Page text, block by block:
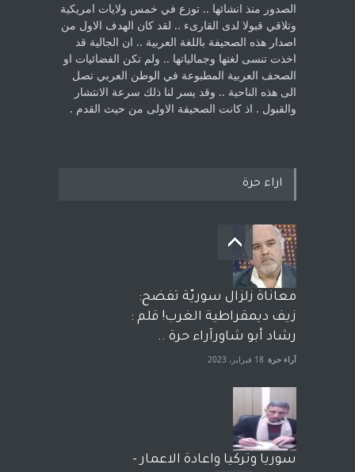
الصدور منذ انشائها .. توزع في خمس ولايات امريكية
‏وتلاقي قبولا لدى القارىء ..‏ لقد كان الهدف الاول من
اصدار هذه الصحيفة باللغة العربية .. ان الجالية قد
اخذت ‏تنسى لغتها وجمالياتها .. ولم تكن الفضائيات او
الصحف العربية المطبوعة في الوطن ‏العربي تصل
الى هذه الناحية .. وقد يسر لنا ذلك سرعة الانتشار
والقبول . اذ كانت ‏الصحيفة الاولى من حيث القدم . ‏
اراء حرة
معاناة زلزال سوريّة تفضح:
زيف ديمقراطية الغرب! قلم :
رشاد أبو شاورآراء حرة ..
آراء حرة 18 فبراير، 2023
سوريا وتركيا واعادة الاعمار -